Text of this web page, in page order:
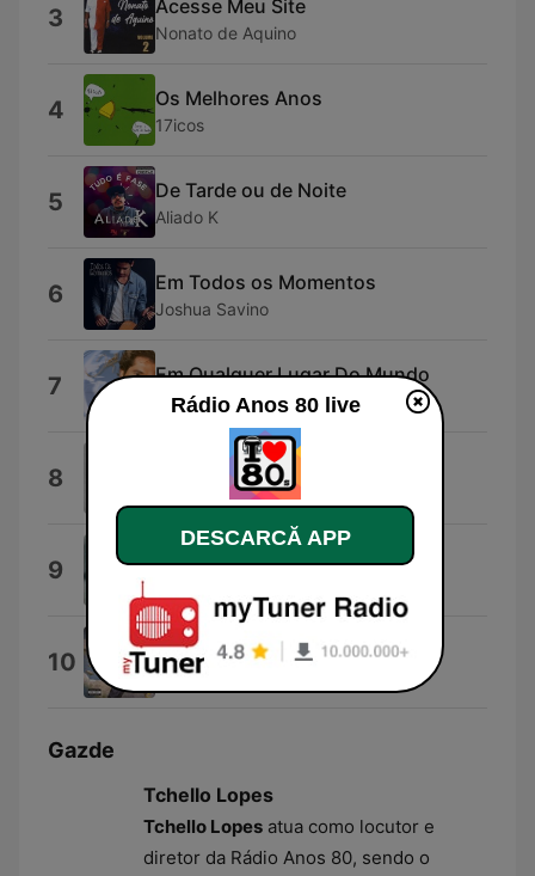
3 Acesse Meu Site
Nonato de Aquino
4 Os Melhores Anos
17icos
5 De Tarde ou de Noite
Aliado K
6 Em Todos os Momentos
Joshua Savino
7 Em Qualquer Lugar Do Mundo
Daniel
8 A Trilha Sonora da Sua Vida
Musictopia
9 Rock the Casbah
10 Only Time WiLL Tell
K-WiLL
Gazde
Tchello Lopes
Tchello Lopes atua como locutor e
diretor da Rádio Anos 80, sendo o
Rádio Anos 80 live
DESCARCĂ APP